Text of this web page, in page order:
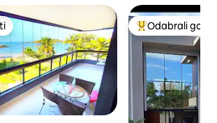
s oznakom „Odabrali gosti”
Među najviše
Odabrali gosti